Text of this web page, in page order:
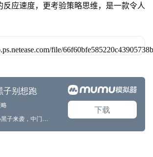
反应速度，更考验策略思维，是一款令人